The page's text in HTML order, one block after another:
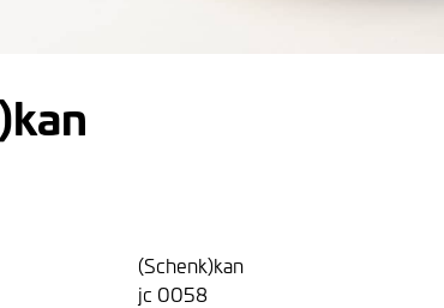
(Schenk)kan
jc 0058